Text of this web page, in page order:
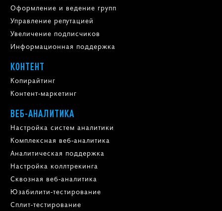
Оформление и ведение групп
Управление репутацией
Увеличение подписчиков
Информационная поддержка
КОНТЕНТ
Копирайтинг
Контент-маркетинг
ВЕБ-АНАЛИТИКА
Настройка систем аналитики
Комплексная веб-аналитика
Аналитическая поддержка
Настройка коллтрекинга
Сквозная веб-аналитика
Юзабилити-тестирование
Сплит-тестирование